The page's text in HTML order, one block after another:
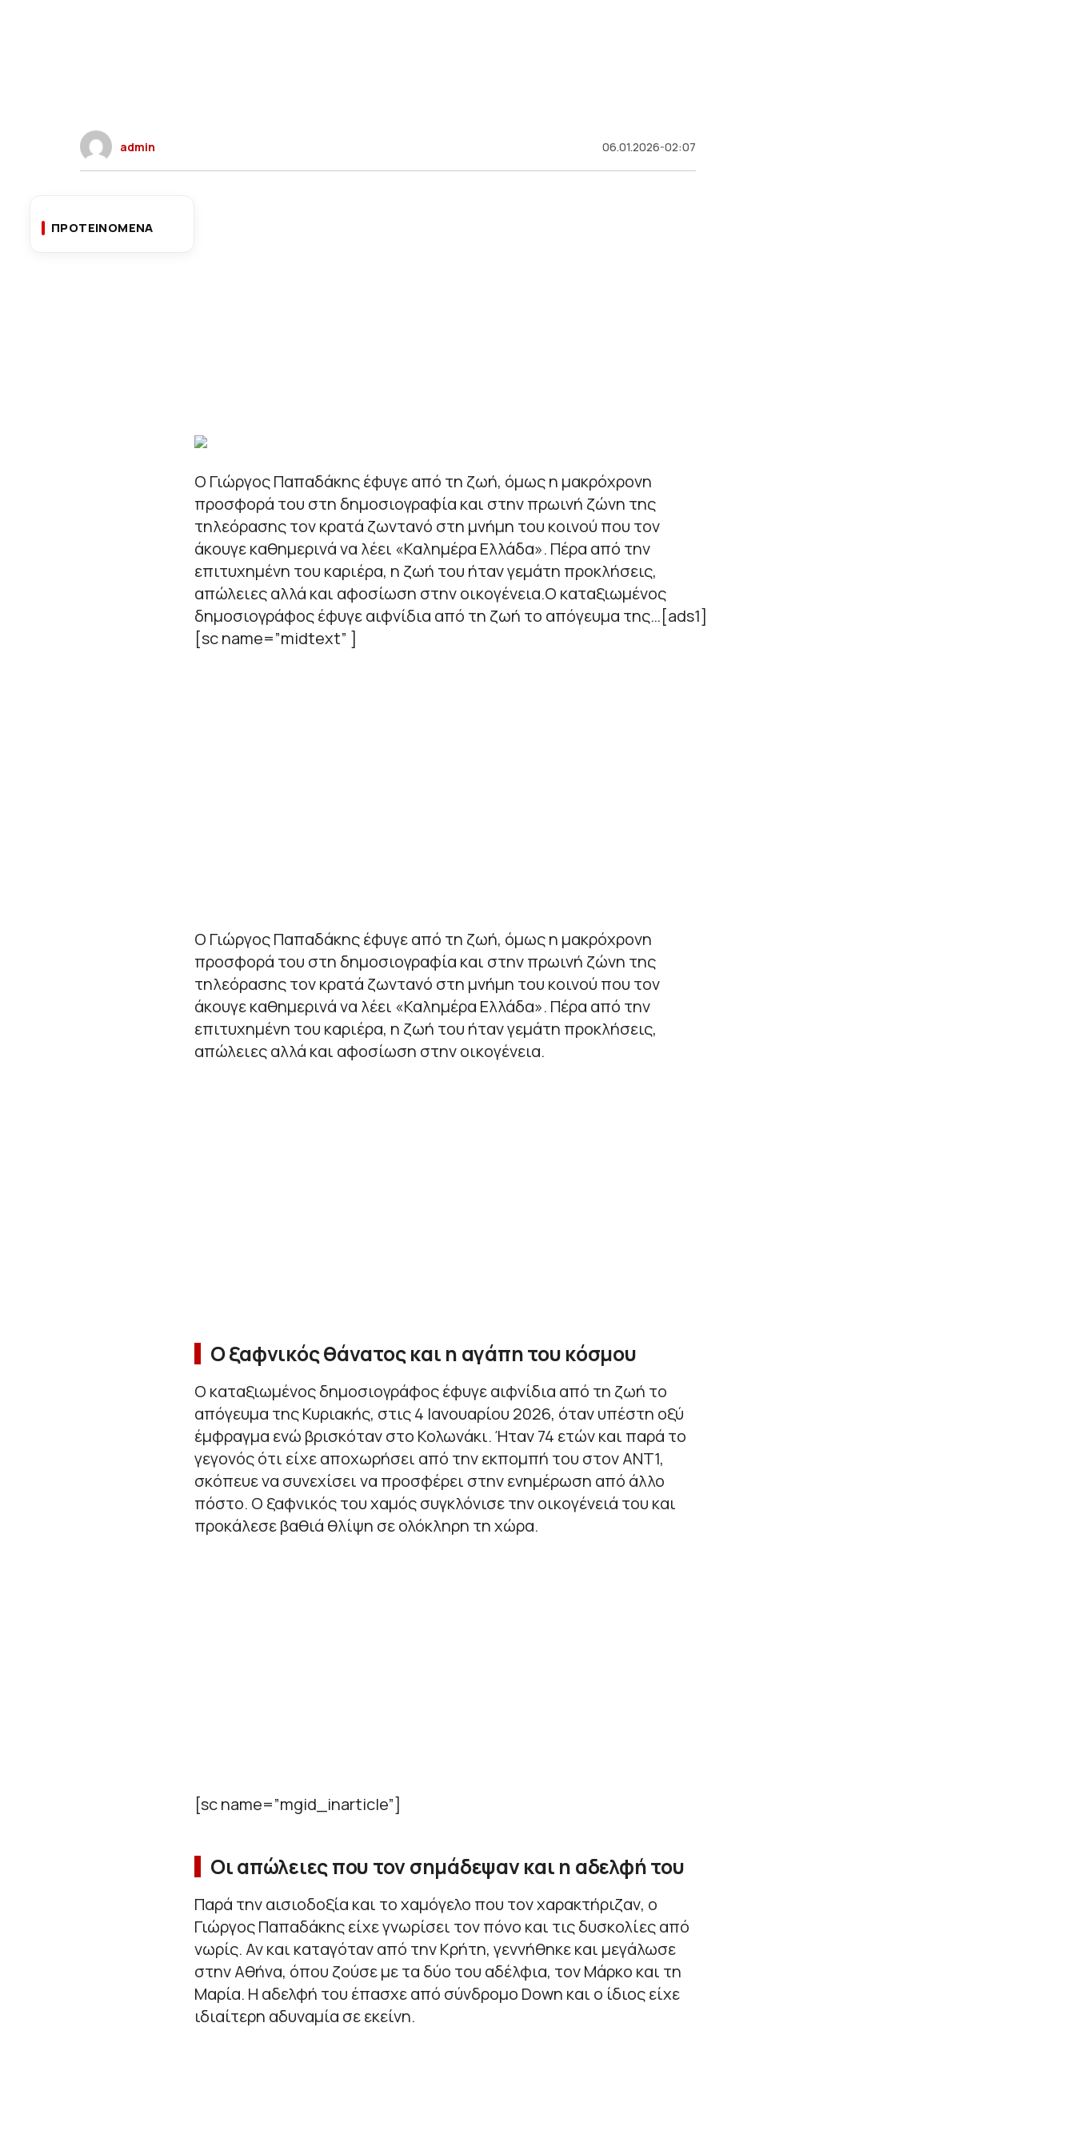
admin 06.01.2026-02:07
ΠΡΟΤΕΙΝΟΜΕΝΑ
Ο Γιώργος Παπαδάκης έφυγε από τη ζωή, όμως η μακρόχρονη
προσφορά του στη δημοσιογραφία και στην πρωινή ζώνη της
τηλεόρασης τον κρατά ζωντανό στη μνήμη του κοινού που τον
άκουγε καθημερινά να λέει «Καλημέρα Ελλάδα». Πέρα από την
επιτυχημένη του καριέρα, η ζωή του ήταν γεμάτη προκλήσεις,
απώλειες αλλά και αφοσίωση στην οικογένεια.Ο καταξιωμένος
δημοσιογράφος έφυγε αιφνίδια από τη ζωή το απόγευμα της…[ads1]
[sc name=”midtext” ]
Ο Γιώργος Παπαδάκης έφυγε από τη ζωή, όμως η μακρόχρονη
προσφορά του στη δημοσιογραφία και στην πρωινή ζώνη της
τηλεόρασης τον κρατά ζωντανό στη μνήμη του κοινού που τον
άκουγε καθημερινά να λέει «Καλημέρα Ελλάδα». Πέρα από την
επιτυχημένη του καριέρα, η ζωή του ήταν γεμάτη προκλήσεις,
απώλειες αλλά και αφοσίωση στην οικογένεια.
Ο ξαφνικός θάνατος και η αγάπη του κόσμου
Ο καταξιωμένος δημοσιογράφος έφυγε αιφνίδια από τη ζωή το
απόγευμα της Κυριακής, στις 4 Ιανουαρίου 2026, όταν υπέστη οξύ
έμφραγμα ενώ βρισκόταν στο Κολωνάκι. Ήταν 74 ετών και παρά το
γεγονός ότι είχε αποχωρήσει από την εκπομπή του στον ΑΝΤ1,
σκόπευε να συνεχίσει να προσφέρει στην ενημέρωση από άλλο
πόστο. Ο ξαφνικός του χαμός συγκλόνισε την οικογένειά του και
προκάλεσε βαθιά θλίψη σε ολόκληρη τη χώρα.
[sc name=”mgid_inarticle”]
Οι απώλειες που τον σημάδεψαν και η αδελφή του
Παρά την αισιοδοξία και το χαμόγελο που τον χαρακτήριζαν, ο
Γιώργος Παπαδάκης είχε γνωρίσει τον πόνο και τις δυσκολίες από
νωρίς. Αν και καταγόταν από την Κρήτη, γεννήθηκε και μεγάλωσε
στην Αθήνα, όπου ζούσε με τα δύο του αδέλφια, τον Μάρκο και τη
Μαρία. Η αδελφή του έπασχε από σύνδρομο Down και ο ίδιος είχε
ιδιαίτερη αδυναμία σε εκείνη.